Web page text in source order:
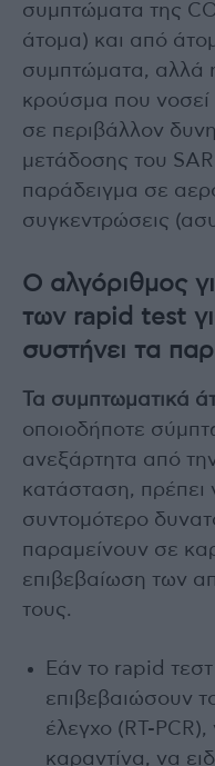
συμπτώματα της
άτομα) και από
συμπτώματα, αλλά
κρούσμα που
σε περιβάλλον
μετάδοσης του
παράδειγμα σε
συγκεντρώσεις
Ο αλγόριθμος
των rapid test
συστήνει τα
Τα συμπτωματικά
οποιοδήποτε
ανεξάρτητα από
κατάσταση, πρέπει
συντομότερο
παραμείνουν σε
επιβεβαίωση των
τους.
Εάν το rapid τεστ
επιβεβαιώσουν
έλεγχο (RT-
καραντίνα, να